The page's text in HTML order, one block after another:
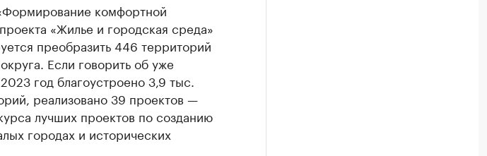
комфортной
«Жилье и городская среда»
преобразить 446 территорий
Если говорить об уже
год благоустроено 3,9 тыс.
реализовано 39 проектов —
лучших проектов по созданию
городах и исторических